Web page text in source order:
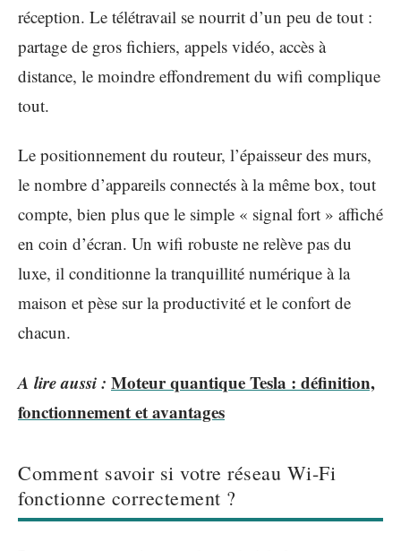
réception. Le télétravail se nourrit d’un peu de tout :
partage de gros fichiers, appels vidéo, accès à
distance, le moindre effondrement du wifi complique
tout.
Le positionnement du routeur, l’épaisseur des murs,
le nombre d’appareils connectés à la même box, tout
compte, bien plus que le simple « signal fort » affiché
en coin d’écran. Un wifi robuste ne relève pas du
luxe, il conditionne la tranquillité numérique à la
maison et pèse sur la productivité et le confort de
chacun.
A lire aussi : Moteur quantique Tesla : définition,
fonctionnement et avantages
Comment savoir si votre réseau Wi-Fi
fonctionne correctement ?